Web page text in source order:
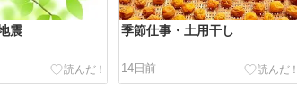
震 季節仕事・土用干し
14日前